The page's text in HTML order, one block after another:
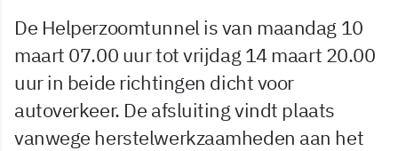
De Helperzoomtunnel is van maandag 10
maart 07.00 uur tot vrijdag 14 maart 20.00
uur in beide richtingen dicht voor
autoverkeer. De afsluiting vindt plaats
vanwege herstelwerkzaamheden aan het